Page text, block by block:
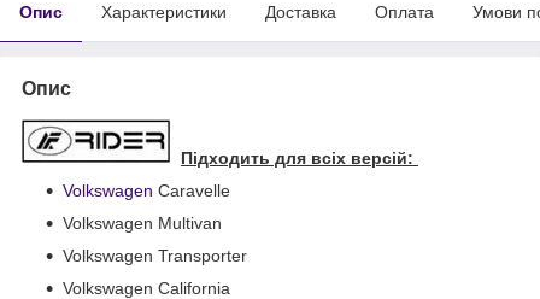
Опис Характеристики Доставка Оплата Умови
Опис
Підходить для всіх версій:
Volkswagen Caravelle
Volkswagen Multivan
Volkswagen Transporter
Volkswagen California